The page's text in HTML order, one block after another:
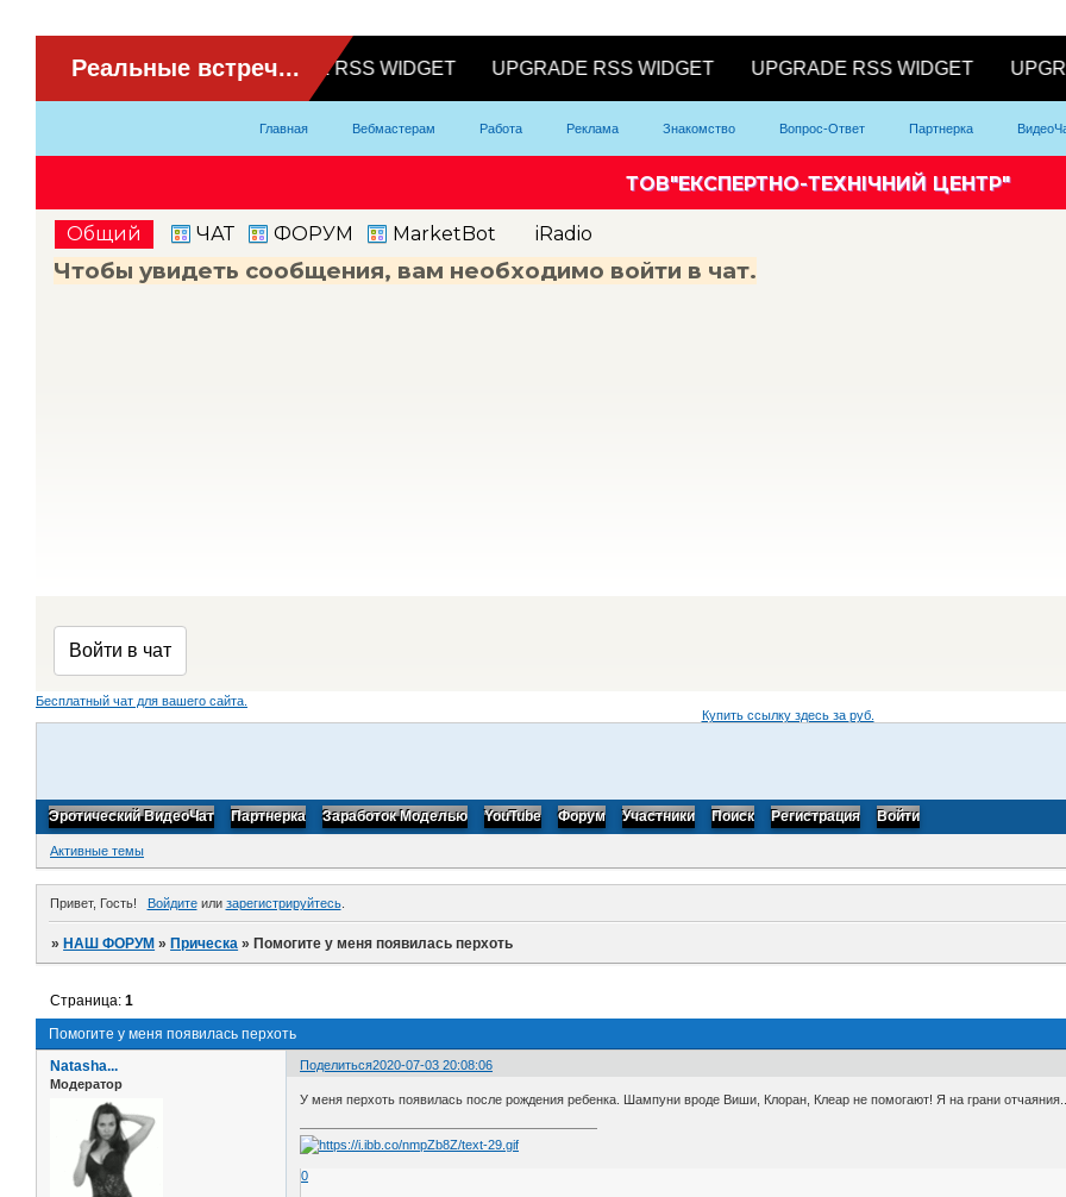
Главная Вебмастерам Работа Реклама Знакомство Вопрос-Ответ Партнерка
Бесплатный чат для вашего сайта.
Купить ссылку здесь за руб.
Эротический ВидеоЧат Партнерка Заработок Моделью YouTube Форум Участники Поиск Регистрация Войти
Активные темы
Привет, Гость! Войдитеили зарегистрируйтесь.
»НАШ ФОРУМ »Прическа »Помогите у меня появилась перхоть
Помогите у меня появилась перхоть
Страница:1
Поделиться2020-07-03 20:08:06
Natasha...
Модератор
У меня перхоть появилась после рождения ребенка. Шампуни вроде Виши, Клоран, Клеар не помогают! Я на грани
0
ВидеоЧат
Партнерка
Модели
Контакты